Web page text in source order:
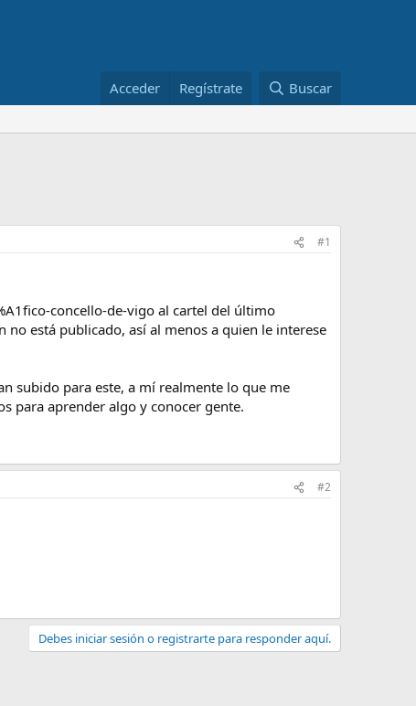
Acceder Regístrate Buscar
#1
concello-de-vigo al cartel del último
está publicado, así al menos a quien le interese
subido para este, a mí realmente lo que me
para aprender algo y conocer gente.
#2
Debes iniciar sesión o registrarte para responder aquí.